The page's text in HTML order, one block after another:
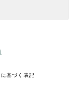
基づく表記